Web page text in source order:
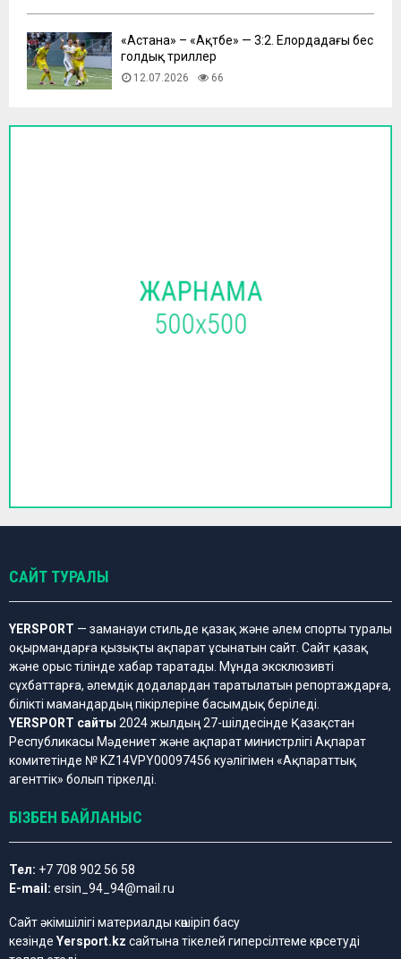
​«Астана» – «Ақтөбе» — 3:2. Елордадағы бес
голдық триллер
12.07.2026 66
САЙТ ТУРАЛЫ
YERSPORT — заманауи стильде қазақ және әлем спорты туралы
оқырмандарға қызықты ақпарат ұсынатын сайт. Сайт қазақ
және орыс тілінде хабар таратады. Мұнда эксклюзивті
сұхбаттарға, әлемдік додалардан таратылатын репортаждарға,
білікті мамандардың пікірлеріне басымдық беріледі.
YERSPORT сайты 2024 жылдың 27-шілдесінде Қазақстан
Республикасы Мәдениет және ақпарат министрлігі Ақпарат
комитетінде № KZ14VPY00097456 куәлігімен «Ақпараттық
агенттік» болып тіркелді.
БІЗБЕН БАЙЛАНЫС
Тел: +7 708 902 56 58
E-mail: ersin_94_94@mail.ru
Сайт әкімшілігі материалды көшіріп басу
кезінде Yersport.kz сайтына тікелей гиперсілтеме көрсетуді